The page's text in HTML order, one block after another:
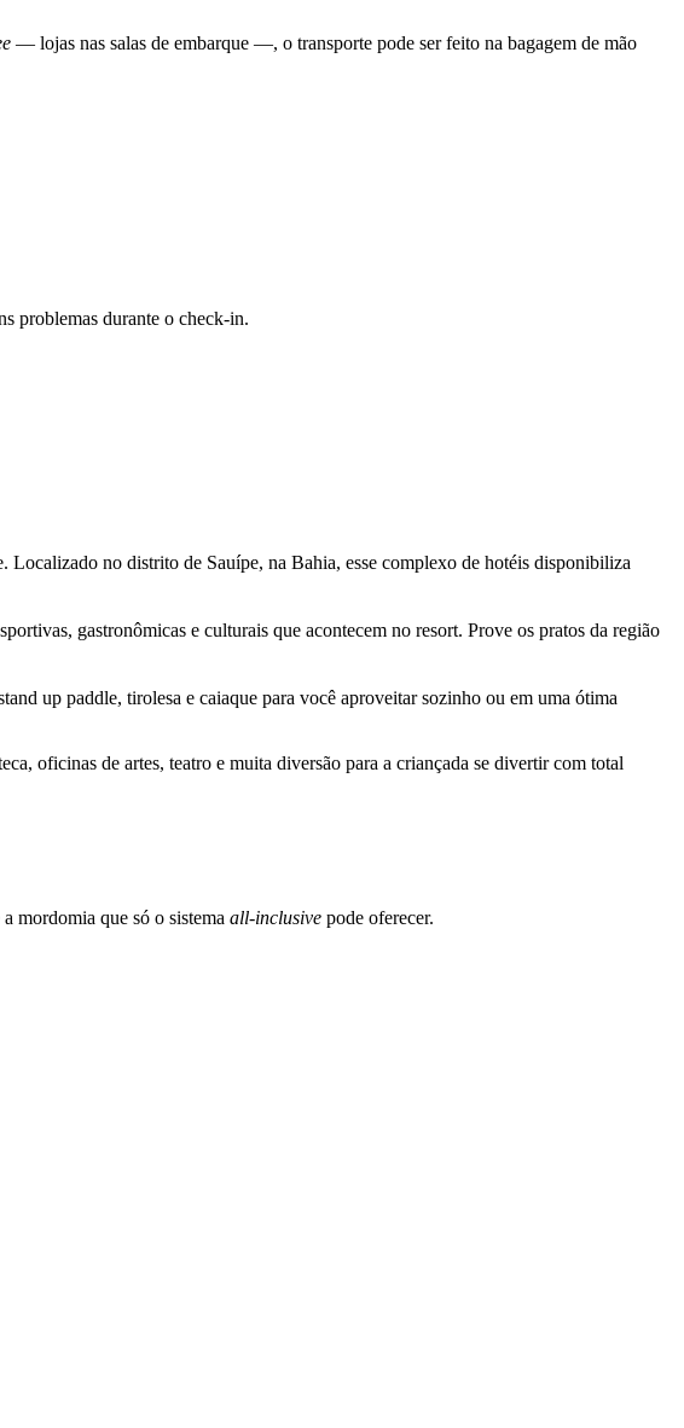
— lojas nas salas de embarque —, o transporte pode ser feito na bagagem de mão
problemas durante o check-in.
Localizado no distrito de Sauípe, na Bahia, esse complexo de hotéis disponibiliza
gastronômicas e culturais que acontecem no resort. Prove os pratos da região
up paddle, tirolesa e caiaque para você aproveitar sozinho ou em uma ótima
oficinas de artes, teatro e muita diversão para a criançada se divertir com total
mordomia que só o sistema all-inclusive pode oferecer.